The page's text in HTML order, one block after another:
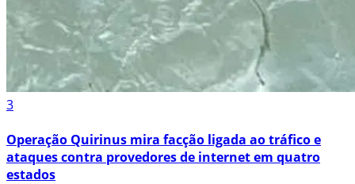
3
Operação Quirinus mira facção ligada ao tráfico e
ataques contra provedores de internet em quatro
estados